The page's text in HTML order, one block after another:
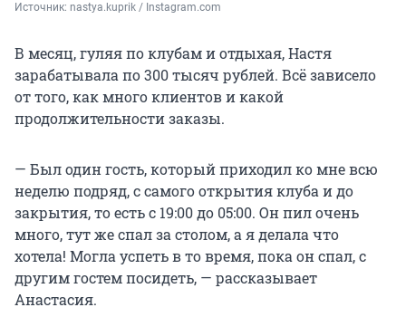
Источник: nastya.kuprik / Instagram.com
В месяц, гуляя по клубам и отдыхая, Настя
зарабатывала по 300 тысяч рублей. Всё зависело
от того, как много клиентов и какой
продолжительности заказы.
— Был один гость, который приходил ко мне всю
неделю подряд, с самого открытия клуба и до
закрытия, то есть с 19:00 до 05:00. Он пил очень
много, тут же спал за столом, а я делала что
хотела! Могла успеть в то время, пока он спал, с
другим гостем посидеть, — рассказывает
Анастасия.